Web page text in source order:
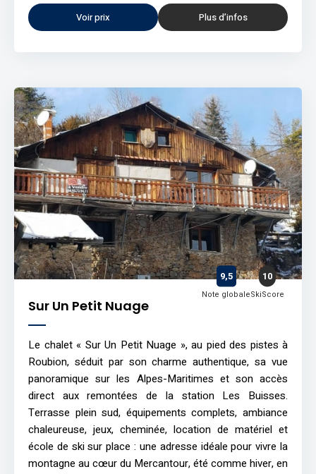
Voir prix Plus d’infos
Sur Un Petit Nuage
9,5
Note globale
10
SkiScore
Le chalet « Sur Un Petit Nuage », au pied des pistes à
Roubion, séduit par son charme authentique, sa vue
panoramique sur les Alpes-Maritimes et son accès
direct aux remontées de la station Les Buisses.
Terrasse plein sud, équipements complets, ambiance
chaleureuse, jeux, cheminée, location de matériel et
école de ski sur place : une adresse idéale pour vivre la
montagne au cœur du Mercantour, été comme hiver, en